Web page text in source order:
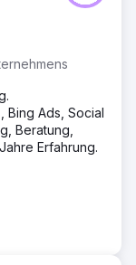
Bing Ads, Social
Beratung,
Erfahrung.